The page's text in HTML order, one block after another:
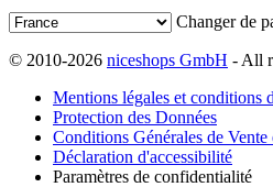
Changer de
© 2010-2026 niceshops GmbH - All
Mentions légales et conditions
Protection des Données
Conditions Générales de
Déclaration d'accessibilité
Paramètres de confidentialité